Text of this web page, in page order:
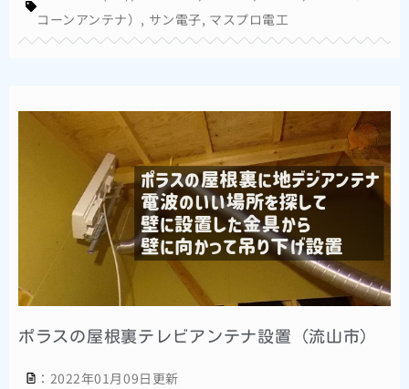
コーンアンテナ） , サン電子, マスプロ電工
ポラスの屋根裏テレビアンテナ設置（流山市）
：2022年01月09日更新